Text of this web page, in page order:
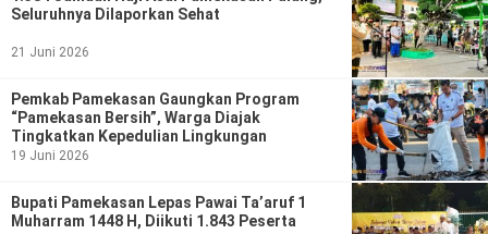
Seluruhnya Dilaporkan Sehat
21 Juni 2026
Pemkab Pamekasan Gaungkan Program
“Pamekasan Bersih”, Warga Diajak
Tingkatkan Kepedulian Lingkungan
19 Juni 2026
Bupati Pamekasan Lepas Pawai Ta’aruf 1
Muharram 1448 H, Diikuti 1.843 Peserta